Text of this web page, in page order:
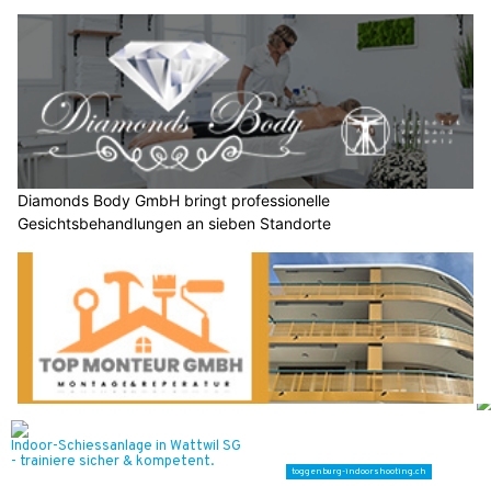
Diamonds Body GmbH bringt professionelle
Gesichtsbehandlungen an sieben Standorte
Top Monteur GmbH Glarus – Montage, Maler- und
Reinigungsservice aus einer Hand